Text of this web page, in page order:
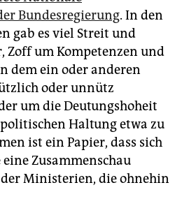
Bundesregierung. In den
gab es viel Streit und
Zoff um Kompetenzen und
dem ein oder anderen
oder unnütz
um die Deutungshoheit
Haltung etwa zu
ist ein Papier, dass sich
Zusammenschau
Ministerien, die ohnehin